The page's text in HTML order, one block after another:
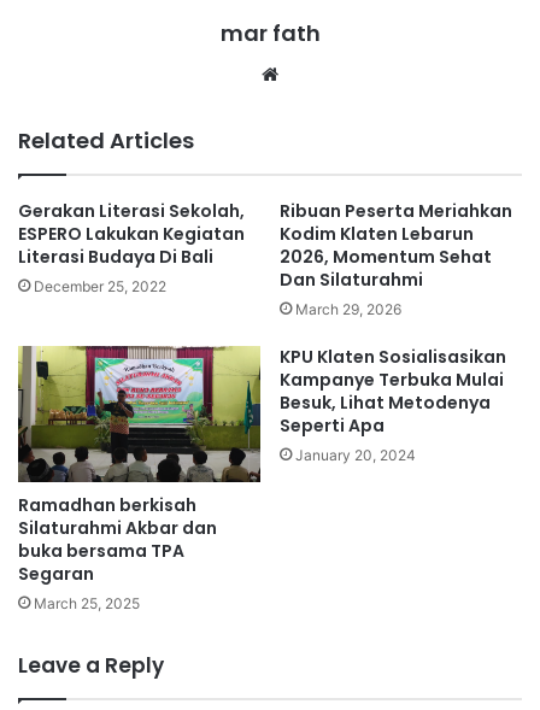
mar fath
Related Articles
Gerakan Literasi Sekolah,
ESPERO Lakukan Kegiatan
Literasi Budaya Di Bali
December 25, 2022
Ribuan Peserta Meriahkan
Kodim Klaten Lebarun
2026, Momentum Sehat
Dan Silaturahmi
March 29, 2026
Ramadhan berkisah
Silaturahmi Akbar dan
buka bersama TPA
Segaran
March 25, 2025
KPU Klaten Sosialisasikan
Kampanye Terbuka Mulai
Besuk, Lihat Metodenya
Seperti Apa
January 20, 2024
Leave a Reply